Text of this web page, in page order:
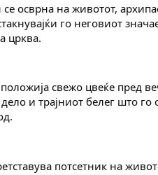
осврна на животот,
го неговиот
црква.
свежо цвеќе пред
и трајниот белег што
потсетник на